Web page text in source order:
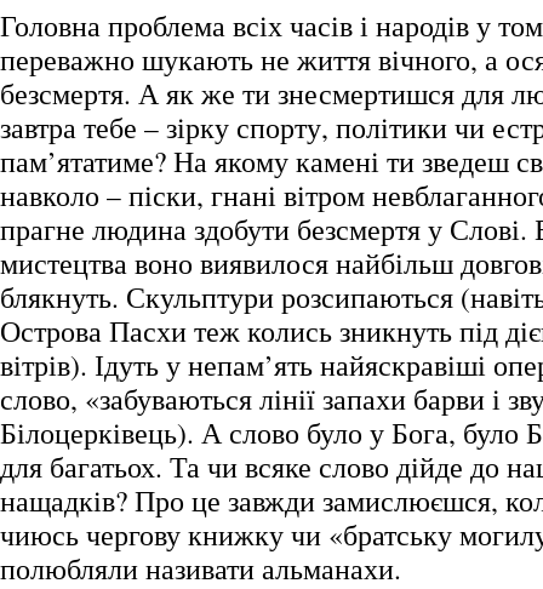
Головна проблема всіх часів і народів у
переважно шукають не життя вічного, а
безсмертя. А як же ти знесмертишся для
завтра тебе – зірку спорту, політики чи
пам’ятатиме? На якому камені ти зведеш
навколо – піски, гнані вітром
прагне людина здобути безсмертя у Слові.
мистецтва воно виявилося найбільш
блякнуть. Скульптури розсипаються
Острова Пасхи теж колись зникнуть під
вітрів). Ідуть у непам’ять найяскравіші
слово, «забуваються лінії запахи барви і
Білоцерківець). А слово було у Бога, було
для багатьох. Та чи всяке слово дійде до
нащадків? Про це завжди замислюєшся,
чиюсь чергову книжку чи «братську
полюбляли називати альманахи.